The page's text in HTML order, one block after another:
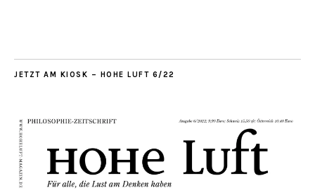
JETZT AM KIOSK – HOHE LUFT 6/22